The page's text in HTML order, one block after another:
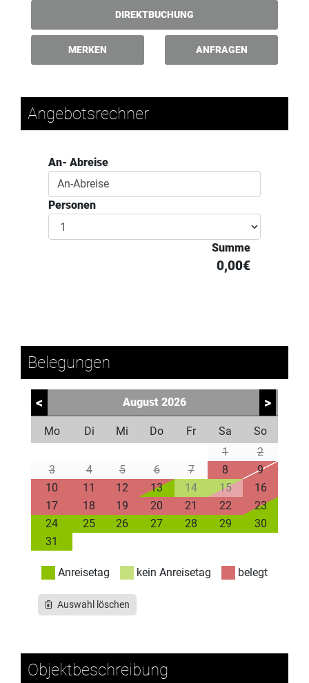
DIREKTBUCHUNG
MERKEN ANFRAGEN
Angebotsrechner
An- Abreise
Personen
Summe
0,00€
Belegungen
< August 2026
Mo Di Mi Do Fr Sa
So
1
2
3
4 5 6 7 8
9
10
11 12 13 14 15
16
17
18 19 20 21 22
23
24
25 26 27 28 29
30
31
Anreisetag kein Anreisetag belegt
>
Auswahl löschen
Objektbeschreibung